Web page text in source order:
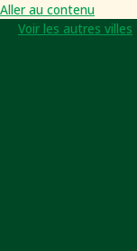
Aller au contenu
Voir les autres villes